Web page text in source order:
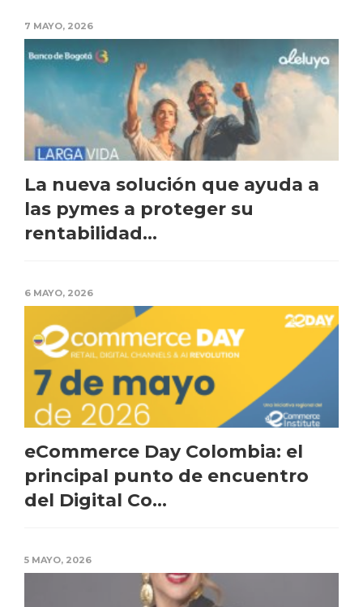
7 MAYO, 2026
La nueva solución que ayuda a
las pymes a proteger su
rentabilidad...
6 MAYO, 2026
eCommerce Day Colombia: el
principal punto de encuentro
del Digital Co...
5 MAYO, 2026